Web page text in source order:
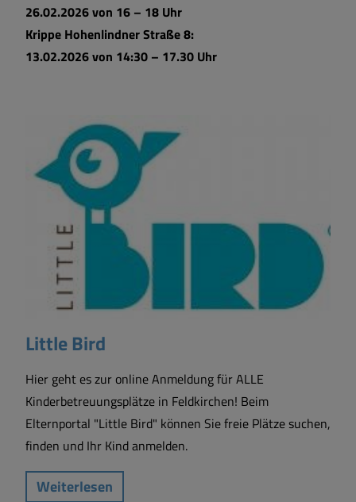
26.02.2026 von 16 – 18 Uhr
Krippe Hohenlindner Straße 8:
13.02.2026 von 14:30 – 17.30 Uhr
Little Bird
Hier geht es zur online Anmeldung für ALLE
Kinderbetreuungsplätze in Feldkirchen! Beim
Elternportal "Little Bird" können Sie freie Plätze suchen,
finden und Ihr Kind anmelden.
Weiterlesen